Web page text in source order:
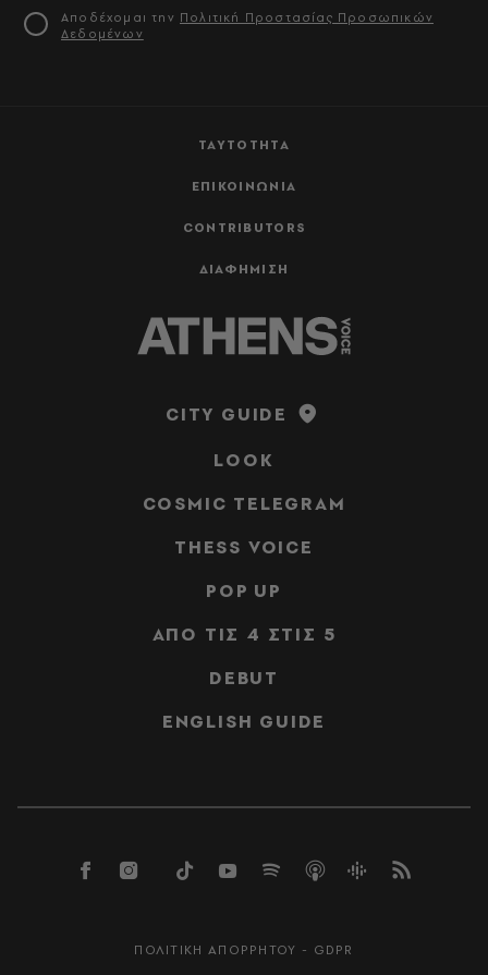
ΤΑΥΤΟΤΗΤΑ
ΕΠΙΚΟΙΝΩΝΙΑ
CONTRIBUTORS
ΔΙΑΦΗΜΙΣΗ
Αποδέχομαι την Πολιτική Προστασίας Προσωπικών
Δεδομένων
CITY GUIDE
LOOK
COSMIC TELEGRAM
THESS VOICE
POP UP
ΑΠΟ ΤΙΣ 4 ΣΤΙΣ 5
DEBUT
ENGLISH GUIDE
ΠΟΛΙΤΙΚΗ ΑΠΟΡΡΗΤΟΥ - GDPR